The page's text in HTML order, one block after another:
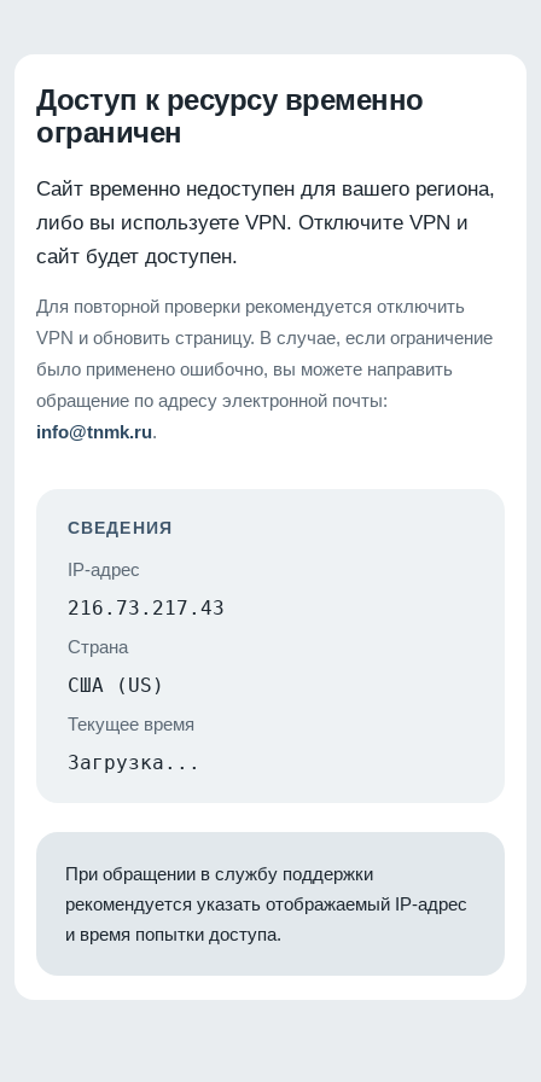
Доступ к ресурсу временно
ограничен
Сайт временно недоступен для вашего региона,
либо вы используете VPN. Отключите VPN и
сайт будет доступен.
Для повторной проверки рекомендуется отключить
VPN и обновить страницу. В случае, если ограничение
было применено ошибочно, вы можете направить
обращение по адресу электронной почты:
info@tnmk.ru.
СВЕДЕНИЯ
IP-адрес
216.73.217.43
Страна
США (US)
Текущее время
Загрузка...
При обращении в службу поддержки
рекомендуется указать отображаемый IP-адрес
и время попытки доступа.